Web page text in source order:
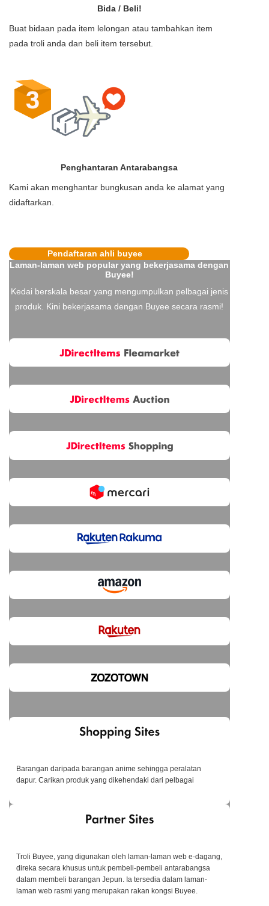
Bida / Beli!
Buat bidaan pada item lelongan atau tambahkan item
pada troli anda dan beli item tersebut.
Penghantaran Antarabangsa
Kami akan menghantar bungkusan anda ke alamat yang
didaftarkan.
Pendaftaran ahli buyee
Laman-laman web popular yang bekerjasama dengan
Buyee!
Kedai berskala besar yang mengumpulkan pelbagai jenis
produk. Kini bekerjasama dengan Buyee secara rasmi!
Barangan daripada barangan anime sehingga peralatan
dapur. Carikan produk yang dikehendaki dari pelbagai
Troli Buyee, yang digunakan oleh laman-laman web e-dagang,
direka secara khusus untuk pembeli-pembeli antarabangsa
dalam membeli barangan Jepun. Ia tersedia dalam laman-
laman web rasmi yang merupakan rakan kongsi Buyee.